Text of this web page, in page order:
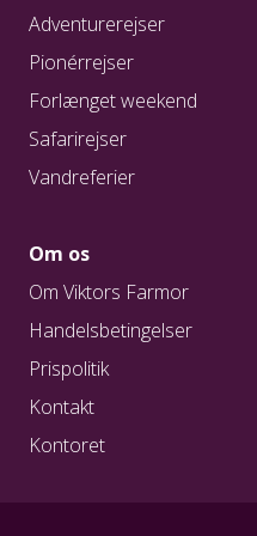
Adventurerejser
Pionérrejser
Forlænget weekend
Safarirejser
Vandreferier
Om os
Om Viktors Farmor
Handelsbetingelser
Prispolitik
Kontakt
Kontoret